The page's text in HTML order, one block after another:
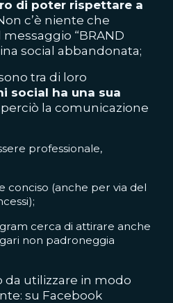
di poter rispettare a
c’è niente che
“BRAND
social abbandonata;
tra di loro
social ha una sua
la comunicazione
professionale,
conciso (anche per via del
cerca di attirare anche
non padroneggia
da utilizzare in modo
su Facebook